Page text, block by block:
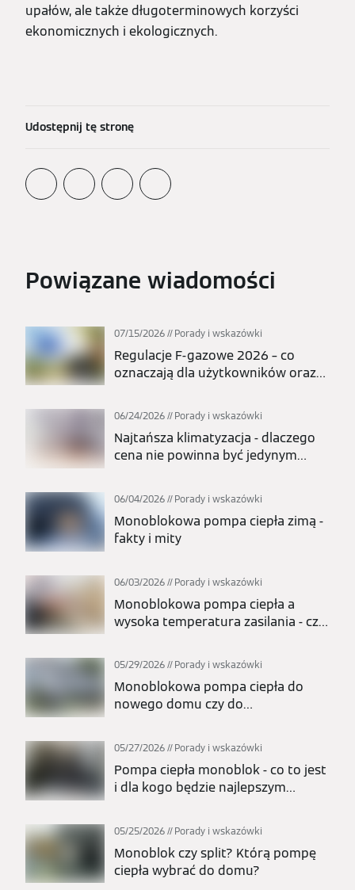
upałów, ale także długoterminowych korzyści
ekonomicznych i ekologicznych.
Udostępnij tę stronę
Powiązane wiadomości
07/15/2026 Porady i wskazówki
Regulacje F-gazowe 2026 – co
oznaczają dla użytkowników oraz
06/24/2026 Porady i wskazówki
Najtańsza klimatyzacja - dlaczego
cena nie powinna być jedynym
06/04/2026 Porady i wskazówki
Monoblokowa pompa ciepła zimą -
fakty i mity
06/03/2026 Porady i wskazówki
Monoblokowa pompa ciepła a
wysoka temperatura zasilania - czy
05/29/2026 Porady i wskazówki
Monoblokowa pompa ciepła do
nowego domu czy do
05/27/2026 Porady i wskazówki
Pompa ciepła monoblok - co to jest
i dla kogo będzie najlepszym
05/25/2026 Porady i wskazówki
Monoblok czy split? Którą pompę
ciepła wybrać do domu?